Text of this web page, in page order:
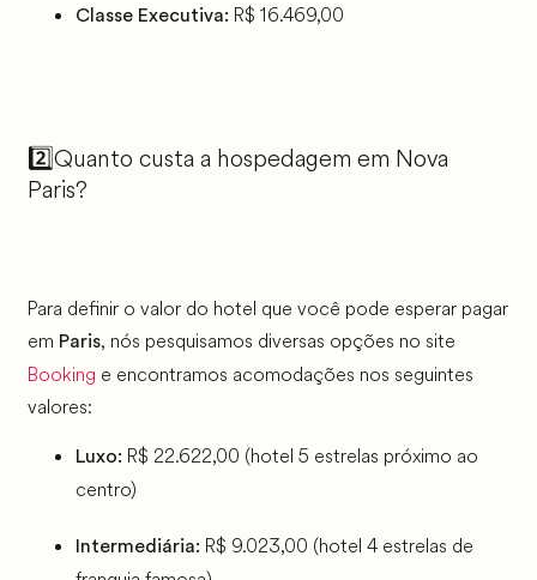
Classe Executiva: R$ 16.469,00
2️⃣Quanto custa a hospedagem em Nova
Paris?
Para definir o valor do hotel que você pode esperar pagar
em Paris, nós pesquisamos diversas opções no site
Booking e encontramos acomodações nos seguintes
valores:
Luxo: R$ 22.622,00 (hotel 5 estrelas próximo ao
centro)
Intermediária: R$ 9.023,00 (hotel 4 estrelas de